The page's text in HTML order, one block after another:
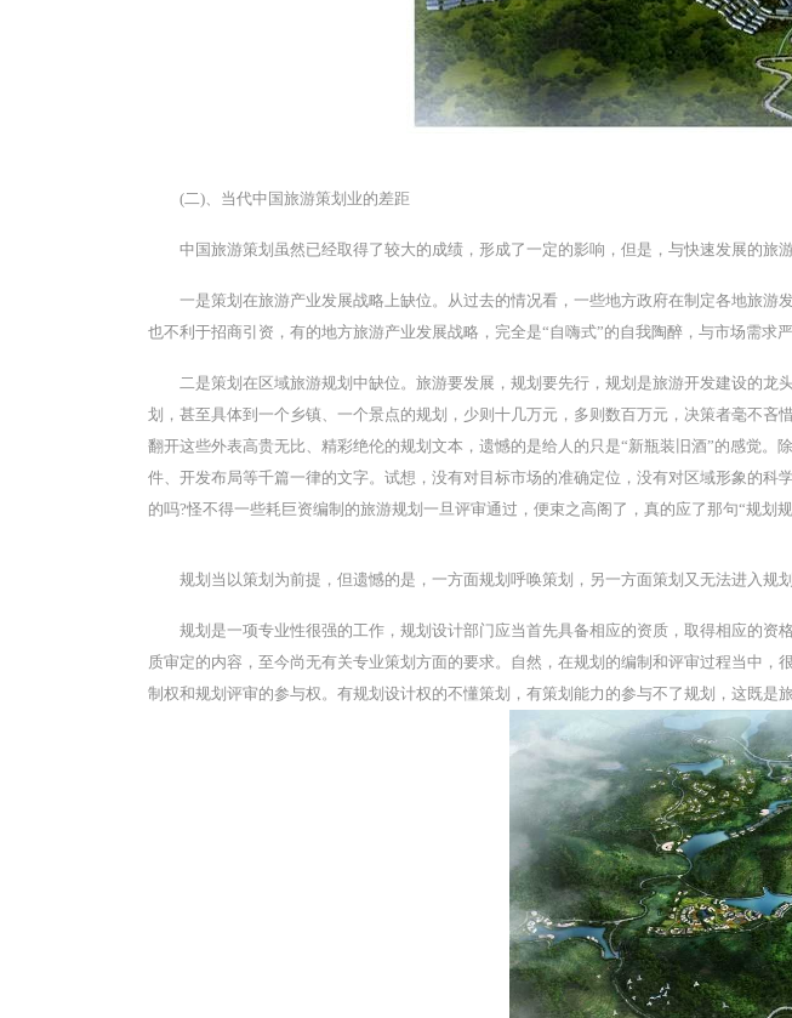
(二)、当代中国旅游策划业的差距
中国旅游策划虽然已经取得了较大的成绩，形成了一定的影响，但是，与快速发展的旅
一是策划在旅游产业发展战略上缺位。从过去的情况看，一些地方政府在制定各地旅游
也不利于招商引资，有的地方旅游产业发展战略，完全是“自嗨式”的自我陶醉，与市场需求严
二是策划在区域旅游规划中缺位。旅游要发展，规划要先行，规划是旅游开发建设的
划，甚至具体到一个乡镇、一个景点的规划，少则十几万元，多则数百万元，决策者毫不
翻开这些外表高贵无比、精彩绝伦的规划文本，遗憾的是给人的只是“新瓶装旧酒”的感觉
件、开发布局等千篇一律的文字。试想，没有对目标市场的准确定位，没有对区域形象的
的吗?怪不得一些耗巨资编制的旅游规划一旦评审通过，便束之高阁了，真的应了那句“规划
规划当以策划为前提，但遗憾的是，一方面规划呼唤策划，另一方面策划又无法进入规划
规划是一项专业性很强的工作，规划设计部门应当首先具备相应的资质，取得相应的
质审定的内容，至今尚无有关专业策划方面的要求。自然，在规划的编制和评审过程当中
制权和规划评审的参与权。有规划设计权的不懂策划，有策划能力的参与不了规划，这既是